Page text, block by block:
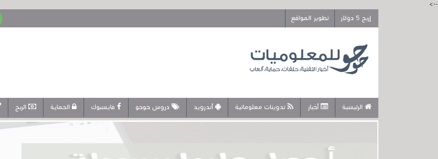
-->
إربح 5 دولار
تطوير المواقع
الرئيسية أخبار تدوينات معلوماتية أندرويد دروس حوحو فايسبوك الحماية الربح